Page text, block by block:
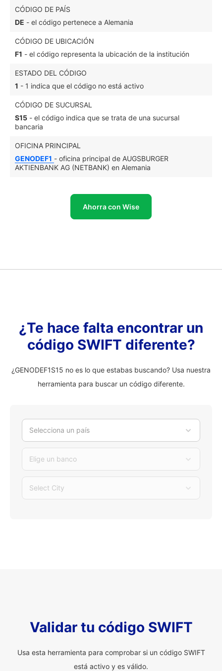
CÓDIGO DE PAÍS
DE - el código pertenece a Alemania
CÓDIGO DE UBICACIÓN
F1 - el código representa la ubicación de la institución
ESTADO DEL CÓDIGO
1 - 1 indica que el código no está activo
CÓDIGO DE SUCURSAL
S15 - el código indica que se trata de una sucursal
bancaria
OFICINA PRINCIPAL
GENODEF1 - oficina principal de AUGSBURGER
AKTIENBANK AG (NETBANK) en Alemania
Ahorra con Wise
¿Te hace falta encontrar un
código SWIFT diferente?
¿GENODEF1S15 no es lo que estabas buscando? Usa nuestra
herramienta para buscar un código diferente.
Selecciona un país
Elige un banco
Select City
Validar tu código SWIFT
Usa esta herramienta para comprobar si un código SWIFT
está activo y es válido.